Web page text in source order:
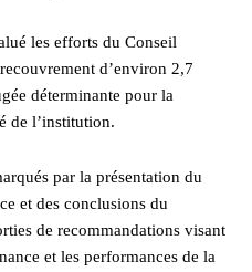
les efforts du Conseil
d’environ 2,7
déterminante pour la
de l’institution.
par la présentation du
et des conclusions du
de recommandations visant
et les performances de la